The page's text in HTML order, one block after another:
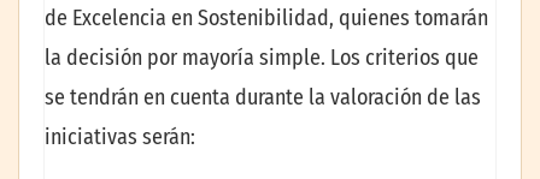
de Excelencia en Sostenibilidad, quienes tomarán
la decisión por mayoría simple. Los criterios que
se tendrán en cuenta durante la valoración de las
iniciativas serán: